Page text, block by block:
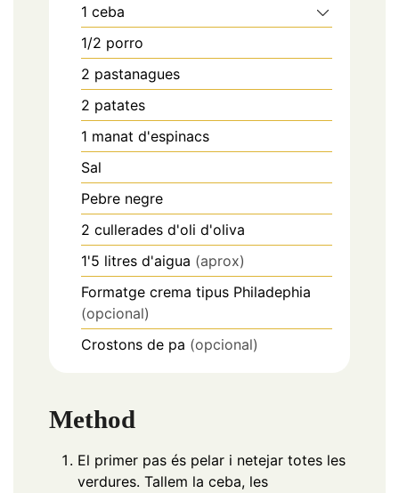
1 ceba
1/2 porro
2 pastanagues
2 patates
1 manat d'espinacs
Sal
Pebre negre
2 cullerades d'oli d'oliva
1'5 litres d'aigua (aprox)
Formatge crema tipus Philadephia
(opcional)
Crostons de pa (opcional)
Method
El primer pas és pelar i netejar totes les
verdures. Tallem la ceba, les